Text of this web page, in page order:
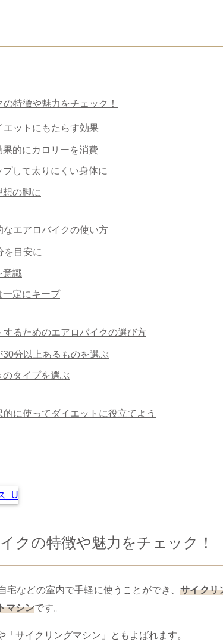
特徴や魅力をチェック！
エットにもたらす効果
的にカロリーを消費
して太りにくい身体に
想の脚に
なエアロバイクの使い方
を目安に
意識
一定にキープ
するためのエアロバイクの選び方
分以上あるものを選ぶ
のタイプを選ぶ
に使ってダイエットに役立てよう
クの特徴や魅力をチェック！
宅などの室内で手軽に使うことができ、サイクリ
マシンです。
「サイクリングマシン」ともよばれます。